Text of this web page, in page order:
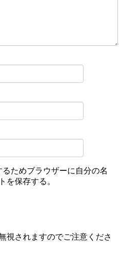
ためブラウザーに自分の名
を保存する。
視されますのでご注意くださ